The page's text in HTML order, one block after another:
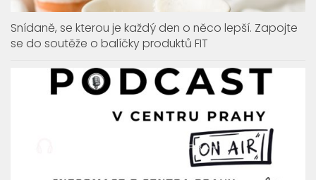
Snídaně, se kterou je každý den o něco lepší. Zapojte
se do soutěže o balíčky produktů FIT